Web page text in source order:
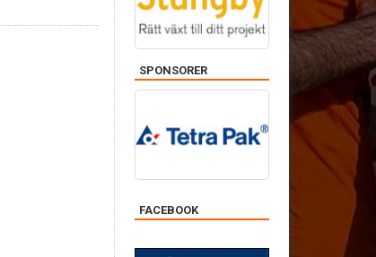
SPONSORER
FACEBOOK